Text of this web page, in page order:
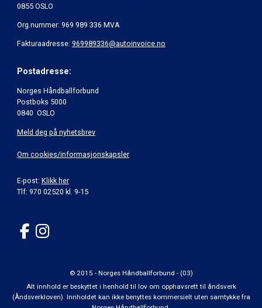
0855 OSLO
Org.nummer: 969 989 336 MVA
Fakturaadresse: 969989336@autoinvoice.no
Postadresse:
Norges Håndballforbund
Postboks 5000
0840 OSLO
Meld deg på nyhetsbrev
Om cookies/informasjonskapsler
E-post: Klikk her
Tlf: 970 02520 kl. 9-15
© 2015 - Norges Håndballforbund - (03)
Alt innhold er beskyttet i henhold til lov om opphavsrett til åndsverk
(Åndsverkloven). Innholdet kan ikke benyttes kommersielt uten samtykke fra